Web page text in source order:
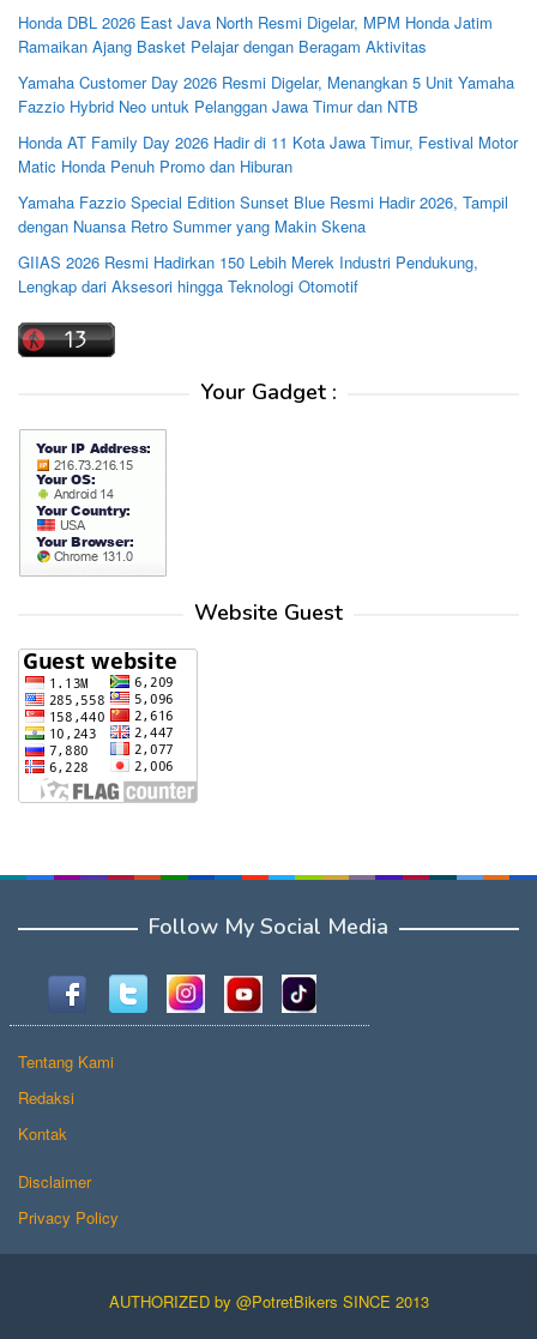
Honda DBL 2026 East Java North Resmi Digelar, MPM Honda Jatim
Ramaikan Ajang Basket Pelajar dengan Beragam Aktivitas
Yamaha Customer Day 2026 Resmi Digelar, Menangkan 5 Unit Yamaha
Fazzio Hybrid Neo untuk Pelanggan Jawa Timur dan NTB
Honda AT Family Day 2026 Hadir di 11 Kota Jawa Timur, Festival Motor
Matic Honda Penuh Promo dan Hiburan
Yamaha Fazzio Special Edition Sunset Blue Resmi Hadir 2026, Tampil
dengan Nuansa Retro Summer yang Makin Skena
GIIAS 2026 Resmi Hadirkan 150 Lebih Merek Industri Pendukung,
Lengkap dari Aksesori hingga Teknologi Otomotif
Your Gadget :
Website Guest
Follow My Social Media
Tentang Kami
Redaksi
Kontak
Disclaimer
Privacy Policy
AUTHORIZED by @PotretBikers SINCE 2013